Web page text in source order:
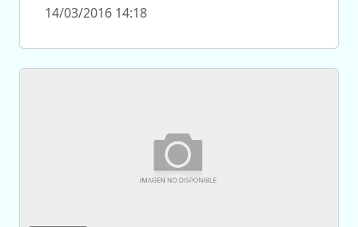
14/03/2016 14:18